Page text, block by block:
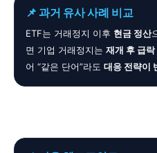
📌 과거 유사 사례 비교
ETF는 거래정지 이후 현금 정산
면 기업 거래정지는 재개 후 급락
어 “같은 단어”라도 대응 전략이